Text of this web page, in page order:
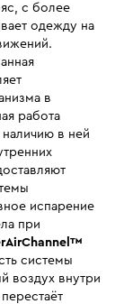
с более
одежду на
в
работа
в ней
испарение
при
системы
воздух внутри